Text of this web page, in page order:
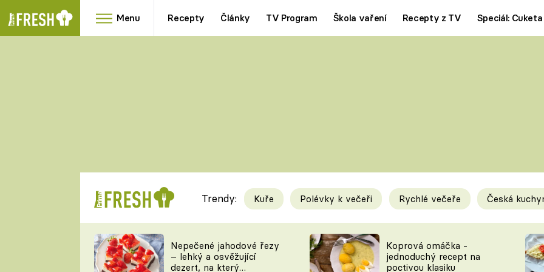
Menu Recepty Články TV Program Škola vaření Recepty z TV Speciál: Cuketa
RYCHLOVKY
Videorecepty
TEĎ VAŘÍ ŠÉF!
Tipy a triky
KAM ZA JÍDLEM
Trendy: Kuře Polévky k večeři Rychlé večeře Česká
Nepečené jahodové řezy
– lehký a osvěžující
dezert, na který
Koprová omáčka -
jednoduchý recept na
poctivou klasiku